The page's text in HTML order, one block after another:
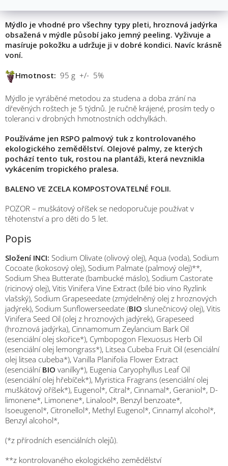
Mýdlo je vhodné pro všechny typy pleti, hroznová jadýrka
obsažená v mýdle působí jako jemný peeling. Vyživuje a
masíruje pokožku a udržuje ji v dobré kondici. Navíc krásně
voní.
Hmotnost: 95 g +/- 5%
Mýdlo je vyráběné metodou za studena a doba zrání na
dřevěných roštech je 5 týdnů. Je ručně krájené, prosím tedy o
toleranci v drobných hmotnostních odchylkách.
Používáme jen RSPO palmový tuk z kontrolovaného
ekologického zemědělství. Olejové palmy, ze kterých
pochází tento tuk, rostou na plantáži, která nevznikla
vykácením tropického pralesa.
BALENO VE ZCELA KOMPOSTOVATELNÉ FOLII.
POZOR – muškátový oříšek se nedoporučuje používat v
těhotenství a pro děti do 5 let.
Popis
Složení INCI: Sodium Olivate (olivový olej), Aqua (voda), Sodium
Cocoate (kokosový olej), Sodium Palmate (palmový olej)**,
Sodium Shea Butterate (bambucké máslo), Sodium Castorate
(ricinový olej), Vitis Vinifera Vine Extract (bílé bio víno Ryzlink
vlašský), Sodium Grapeseedate (zmýdelněný olej z hroznových
jadýrek), Sodium Sunflowerseedate (BIO slunečnicový olej), Vitis
Vinifera Seed Oil (olej z hroznových jadýrek), Grapeseed
(hroznová jadýrka), Cinnamomum Zeylancium Bark Oil
(esenciální olej skořice*), Cymbopogon Flexuosus Herb Oil
(esenciální olej lemongrass*), Litsea Cubeba Fruit Oil (esenciální
olej litsea cubeba*), Vanilla Planifolia Flower Extract
(esenciální BIO vanilky*), Eugenia Caryophyllus Leaf Oil
(esenciální olej hřebíček*), Myristica Fragrans (esenciální olej
muškátový oříšek*), Eugenol*, Citral*, Cinnamal*, Geraniol*, D-
limonene*, Limonene*, Linalool*, Benzyl benzoate*,
Isoeugenol*, Citronellol*, Methyl Eugenol*, Cinnamyl alcohol*,
Benzyl alcohol*,
(*z přírodních esenciálních olejů).
**z kontrolovaného ekologického zemědělství